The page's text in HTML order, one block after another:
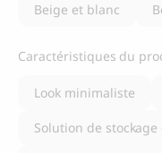
Beige et blanc
Caractéristiques du
Look minimaliste
Solution de